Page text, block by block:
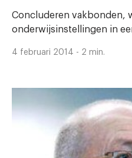
Concluderen vakbonden,
onderwijsinstellingen in
4 februari 2014 - 2 min.